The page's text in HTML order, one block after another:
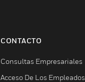
CONTACTO
Consultas Empresariales
Acceso De Los Empleados